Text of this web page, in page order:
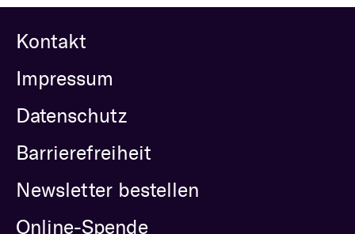
Kontakt
Impressum
Datenschutz
Barrierefreiheit
Newsletter bestellen
Online-Spende